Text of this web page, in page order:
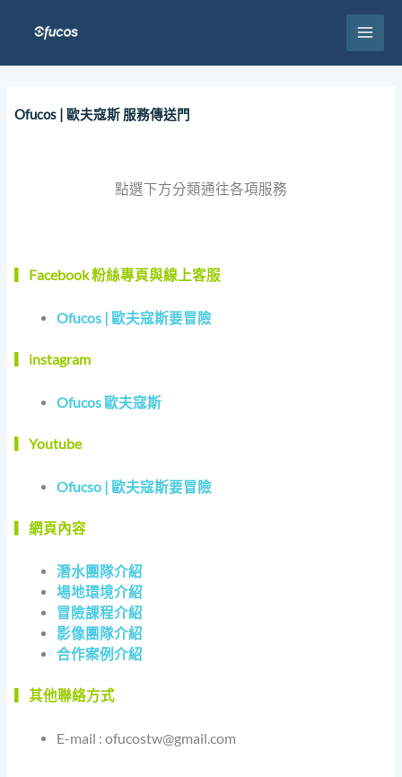
要
Ofucos | 歐夫寇斯 服務傳送門
點選下方分類通往各項服務
▎Facebook 粉絲專頁與線上客服
Ofucos | 歐夫寇斯要冒險
▎instagram
Ofucos 歐夫寇斯
▎Youtube
Ofucso | 歐夫寇斯要冒險
▎網頁內容
潛水團隊介紹
場地環境介紹
冒險課程介紹
影像團隊介紹
合作案例介紹
▎其他聯絡方式
E-mail : ofucostw@gmail.com